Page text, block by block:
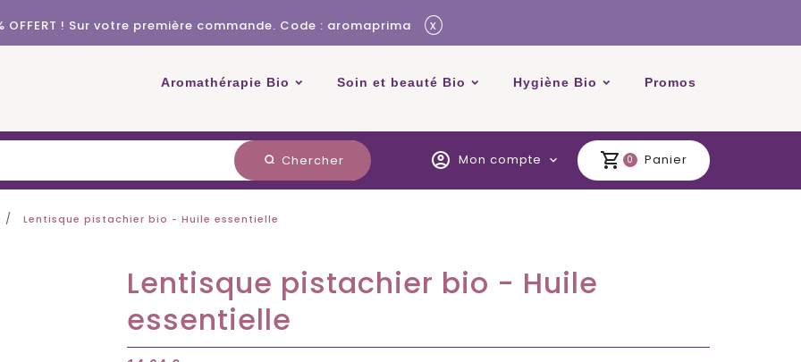
OFFERT ! Sur votre première commande. Code : aromaprima x
Aromathérapie Bio Soin et beauté Bio Hygiène Bio Promos
search Chercher shopping_cart 0 Panier
account_circle Mon compte expand_more
Lentisque pistachier bio - Huile essentielle
Lentisque pistachier bio - Huile
essentielle